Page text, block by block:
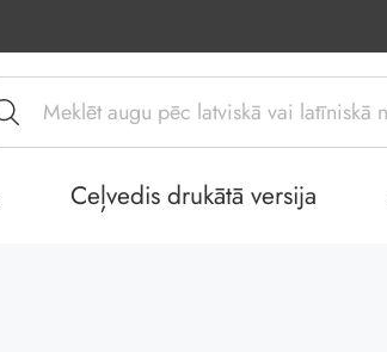
Ceļvedis drukātā versija